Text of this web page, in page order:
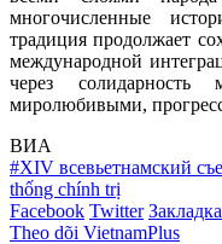
многочисленные
традиция продолжает
международной
через
миролюбивыми,
ВИА
#XIV всевьетнамский
thống chính trị
Facebook Twitter Закладка
Theo dõi VietnamPlus